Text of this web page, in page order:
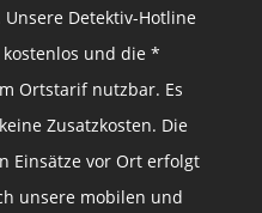
Detektiv-Hotline
kostenlos und die *
Ortstarif nutzbar. Es
Zusatzkosten. Die
Einsätze vor Ort erfolgt
unsere mobilen und